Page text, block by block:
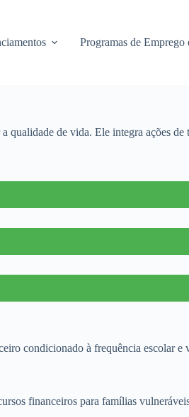
Programas de Emprego
de vida. Ele integra ações de
condicionado à frequência escolar e
financeiros para famílias